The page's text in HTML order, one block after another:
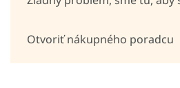
Otvoriť nákupného poradcu